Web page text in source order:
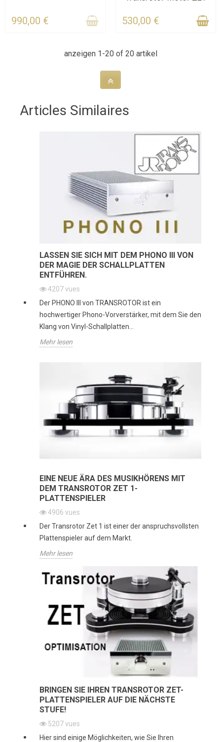
990,00 € 530,00 €
anzeigen 1-20 of 20 artikel
Articles Similaires
LASSEN SIE SICH MIT DEM PHONO III VON
DER MAGIE DER SCHALLPLATTEN
ENTFÜHREN.
4207vues
Der PHONO III von TRANSROTOR ist ein
hochwertiger Phono-Vorverstärker, mit dem Sie den
Klang von Vinyl-Schallplatten...
Mehr lesen
EINE NEUE ÄRA DES MUSIKHÖRENS MIT
DEM TRANSROTOR ZET 1-
PLATTENSPIELER
4906 vues
Der Transrotor Zet 1 ist einer der anspruchsvollsten
Plattenspieler auf dem Markt.
Mehr lesen
BRINGEN SIE IHREN TRANSROTOR ZET-
PLATTENSPIELER AUF DIE NÄCHSTE
STUFE!
5207vues
Hier sind einige Möglichkeiten, wie Sie Ihren